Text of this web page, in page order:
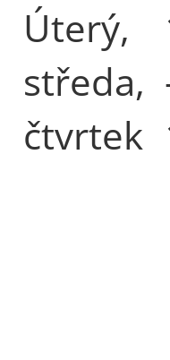
Úterý,
středa,
čtvrtek